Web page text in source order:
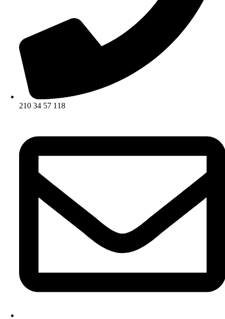
210 34 57 118